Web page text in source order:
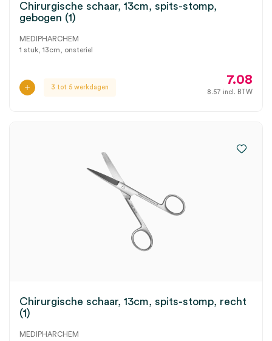
Chirurgische schaar, 13cm, spits-stomp,
gebogen (1)
MEDIPHARCHEM
1 stuk, 13cm, onsteriel
3 tot 5 werkdagen
7.08
8.57 incl. BTW
Chirurgische schaar, 13cm, spits-stomp, recht
(1)
MEDIPHARCHEM